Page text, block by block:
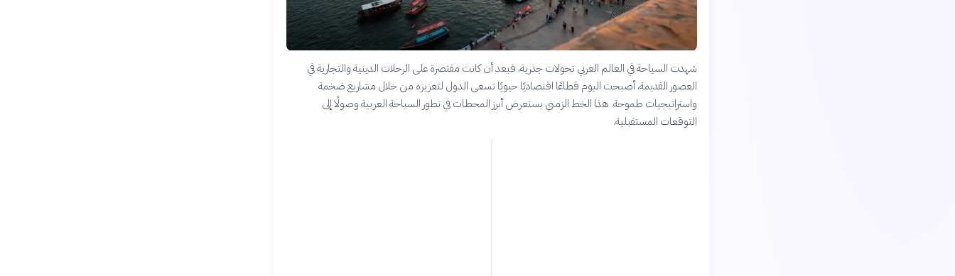
شهدت السياحة في العالم العربي تحولات جذرية، فبعد أن كانت مقتصرة على الرحلات الدينية والتجارية في
العصور القديمة، أصبحت اليوم قطاعًا اقتصاديًا حيويًا تسعى الدول لتعزيزه من خلال مشاريع ضخمة
واستراتيجيات طموحة. هذا الخط الزمني يستعرض أبرز المحطات في تطور السياحة العربية وصولًا إلى
التوقعات المستقبلية.